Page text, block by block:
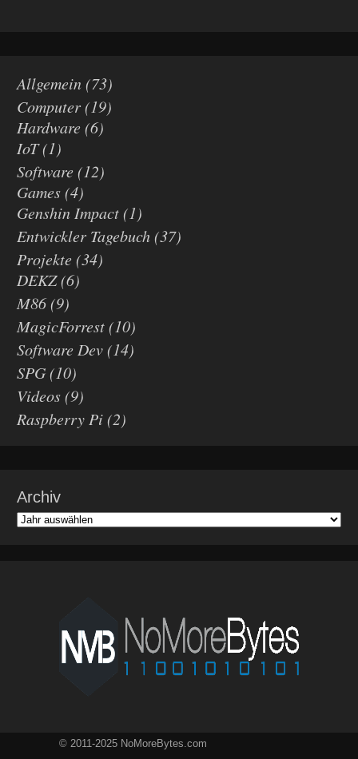
Allgemein(73)
Computer(19)
Hardware(6)
IoT(1)
Software(12)
Games(4)
Genshin Impact(1)
Entwickler Tagebuch(37)
Projekte(34)
DEKZ(6)
M86(9)
MagicForrest(10)
Software Dev(14)
SPG(10)
Videos(9)
Raspberry Pi(2)
Archiv
© 2011-2025 NoMoreBytes.com